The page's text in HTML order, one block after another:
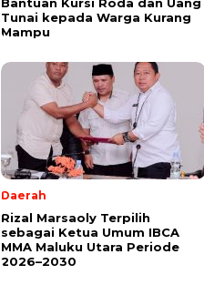
Bantuan Kursi Roda dan Uang
Tunai kepada Warga Kurang
Mampu
Daerah
Rizal Marsaoly Terpilih
sebagai Ketua Umum IBCA
MMA Maluku Utara Periode
2026–2030